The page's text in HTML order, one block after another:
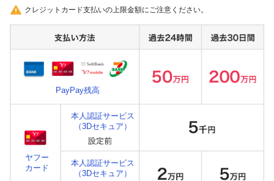
クレジットカード支払いの上限金額にご注意ください。
PayPay残高
ヤフー
カード
本人認証サービス
（3Dセキュア）
本人認証サービス
（3Dセキュア）